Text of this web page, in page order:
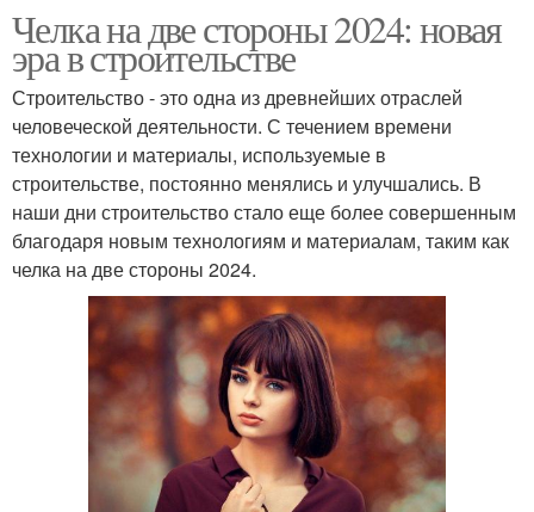
Челка на две стороны 2024: новая
эра в строительстве
Строительство - это одна из древнейших отраслей
человеческой деятельности. С течением времени
технологии и материалы, используемые в
строительстве, постоянно менялись и улучшались. В
наши дни строительство стало еще более совершенным
благодаря новым технологиям и материалам, таким как
челка на две стороны 2024.